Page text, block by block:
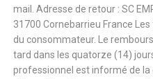
mail. Adresse de retour : SC
31700 Cornebarrieu France
du consommateur. Le
tard dans les quatorze (14)
professionnel est informé de